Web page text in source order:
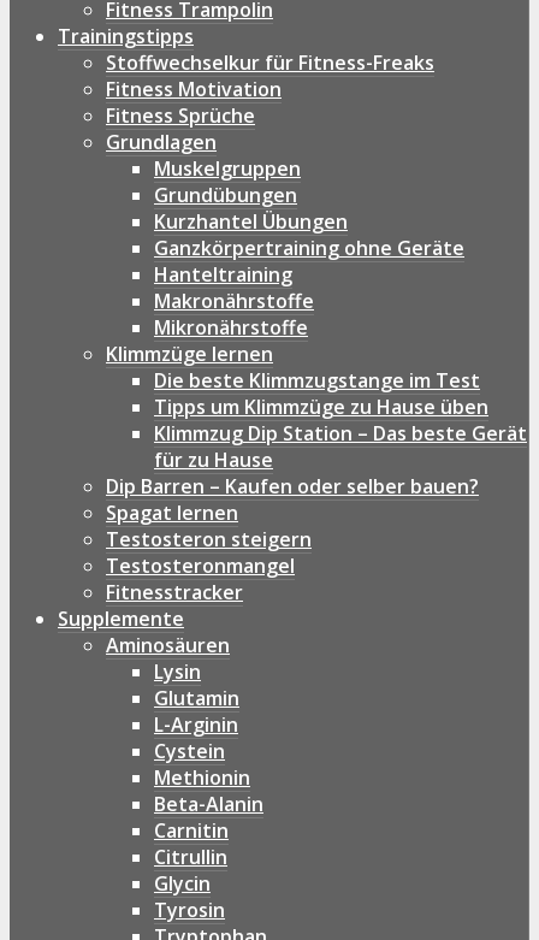
Fitness Trampolin
Trainingstipps
Stoffwechselkur für Fitness-Freaks
Fitness Motivation
Fitness Sprüche
Grundlagen
Muskelgruppen
Grundübungen
Kurzhantel Übungen
Ganzkörpertraining ohne Geräte
Hanteltraining
Makronährstoffe
Mikronährstoffe
Klimmzüge lernen
Die beste Klimmzugstange im Test
Tipps um Klimmzüge zu Hause üben
Klimmzug Dip Station – Das beste Gerät
für zu Hause
Dip Barren – Kaufen oder selber bauen?
Spagat lernen
Testosteron steigern
Testosteronmangel
Fitnesstracker
Supplemente
Aminosäuren
Lysin
Glutamin
L-Arginin
Cystein
Methionin
Beta-Alanin
Carnitin
Citrullin
Glycin
Tyrosin